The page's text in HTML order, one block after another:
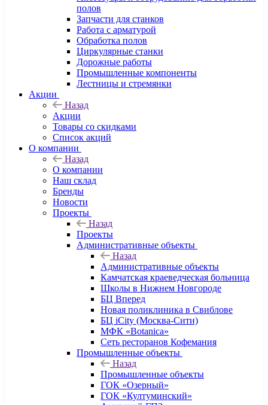
полов
Запчасти для станков
Работа с арматурой
Обработка полов
Циркулярные станки
Дорожные работы
Промышленные компоненты
Лестницы и стремянки
Акции
Назад
Акции
Товары со скидками
Список акций
О компании
Назад
О компании
Наш склад
Бренды
Новости
Проекты
Назад
Проекты
Административные объекты
Назад
Административные объекты
Камчатская краеведческая больница
Школы в Нижнем Новгороде
БЦ Вперед
Новая поликлиника в Свиблове
БЦ iCity (Москва-Сити)
МФК «Botanica»
Сеть ресторанов Кофемания
Промышленные объекты
Назад
Промышленные объекты
ГОК «Озерный»
ГОК «Култуминский»